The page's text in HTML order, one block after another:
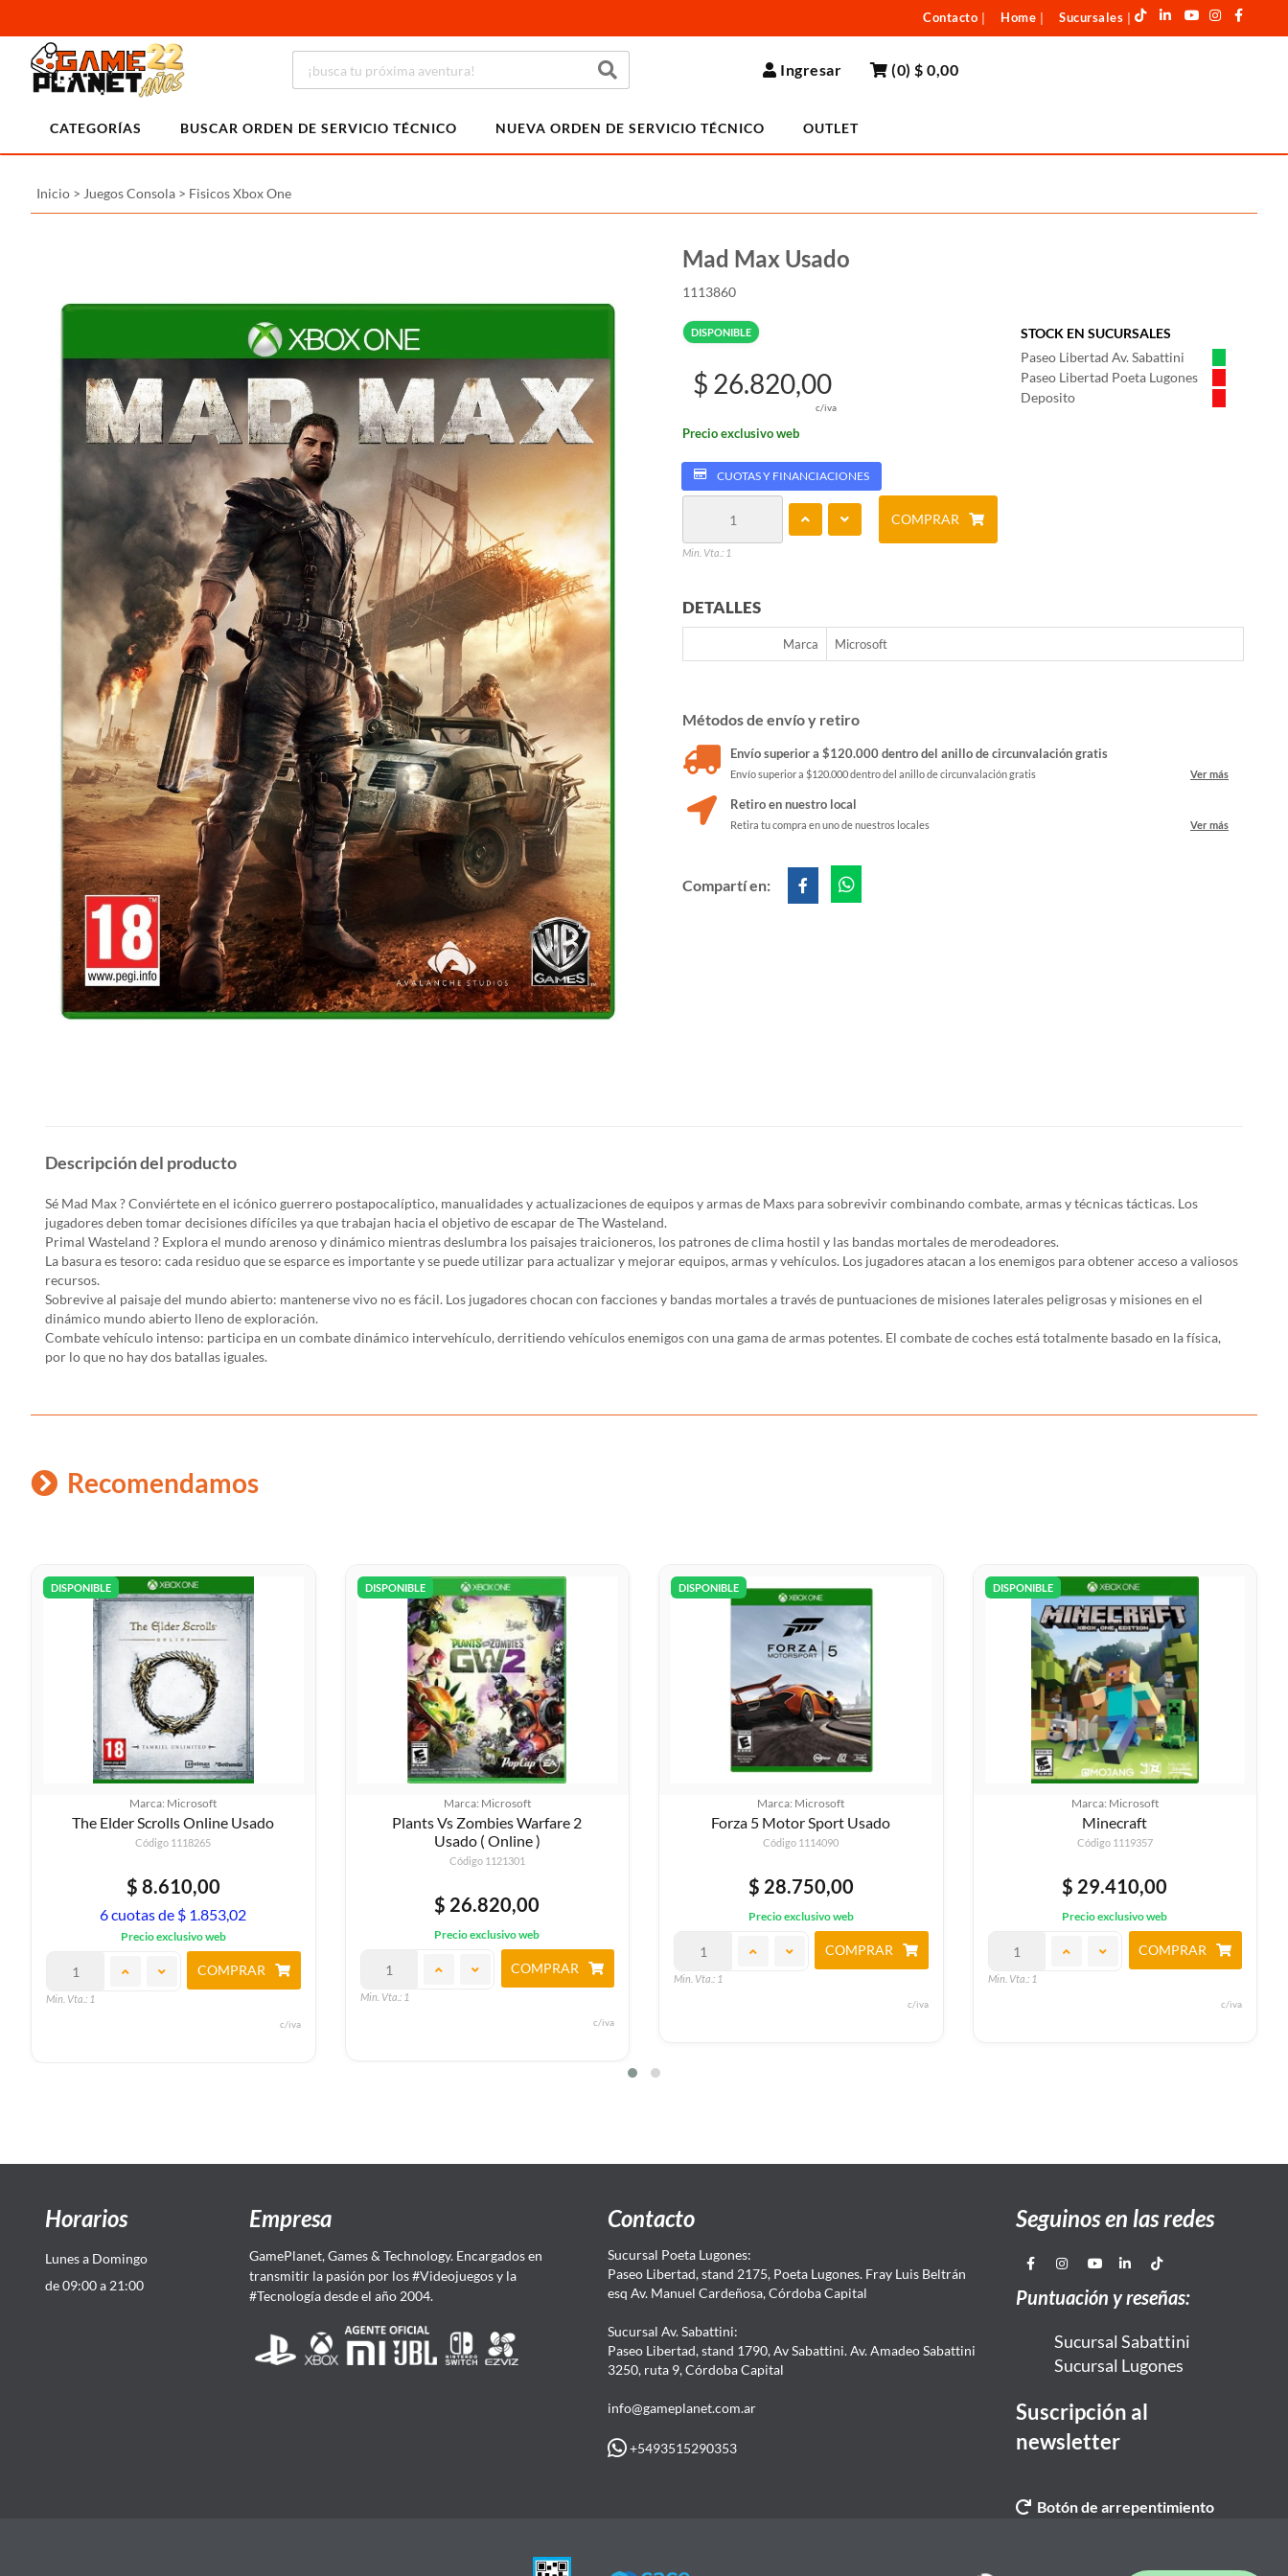
Contacto Home Sucursales
Ingresar (0)$ 0,00
CATEGORÍAS BUSCAR ORDEN DE SERVICIO TÉCNICO NUEVA ORDEN DE SERVICIO TÉCNICO OUTLET
Inicio > Juegos Consola > Fisicos Xbox One
Mad Max Usado
1113860
DISPONIBLE
STOCK EN SUCURSALES
Paseo Libertad Av. Sabattini
Paseo Libertad Poeta Lugones
Deposito
$ 26.820,00
c/iva
Precio exclusivo web
CUOTAS Y FINANCIACIONES
Min. Vta.: 1
COMPRAR
DETALLES
Marca Microsoft
Métodos de envío y retiro
Envío superior a $120.000 dentro del anillo de circunvalación gratis
Envío superior a $120.000 dentro del anillo de circunvalación gratis Ver más
Retiro en nuestro local
Retira tu compra en uno de nuestros locales Ver más
Compartí en:
Descripción del producto
Sé Mad Max ? Conviértete en el icónico guerrero postapocalíptico, manualidades y actualizaciones de equipos y armas de Maxs para sobrevivir combinando combate, armas y técnicas tácticas. Los
jugadores deben tomar decisiones difíciles ya que trabajan hacia el objetivo de escapar de The Wasteland.
Primal Wasteland ? Explora el mundo arenoso y dinámico mientras deslumbra los paisajes traicioneros, los patrones de clima hostil y las bandas mortales de merodeadores.
La basura es tesoro: cada residuo que se esparce es importante y se puede utilizar para actualizar y mejorar equipos, armas y vehículos. Los jugadores atacan a los enemigos para obtener acceso a valiosos
recursos.
Sobrevive al paisaje del mundo abierto: mantenerse vivo no es fácil. Los jugadores chocan con facciones y bandas mortales a través de puntuaciones de misiones laterales peligrosas y misiones en el
dinámico mundo abierto lleno de exploración.
Combate vehículo intenso: participa en un combate dinámico intervehículo, derritiendo vehículos enemigos con una gama de armas potentes. El combate de coches está totalmente basado en la física,
por lo que no hay dos batallas iguales.
Recomendamos
DISPONIBLE
Marca: Microsoft
The Elder Scrolls Online Usado
Código 1118265
$ 8.610,00
6 cuotas de $ 1.853,02
Precio exclusivo web
Min. Vta.: 1
COMPRAR
c/iva
DISPONIBLE
Marca: Microsoft
Plants Vs Zombies Warfare 2
Usado ( Online )
Código 1121301
$ 26.820,00
Precio exclusivo web
Min. Vta.: 1
COMPRAR
c/iva
DISPONIBLE
Marca: Microsoft
Forza 5 Motor Sport Usado
Código 1114090
$ 28.750,00
Precio exclusivo web
Min. Vta.: 1
COMPRAR
c/iva
DISPONIBLE
Marca: Microsoft
Minecraft
Código 1119357
$ 29.410,00
Precio exclusivo web
Min. Vta.: 1
COMPRAR
c/iva
Horarios
Lunes a Domingo
de 09:00 a 21:00
Empresa
GamePlanet, Games & Technology. Encargados en
transmitir la pasión por los #Videojuegos y la
#Tecnología desde el año 2004.
Contacto
Sucursal Poeta Lugones:
Paseo Libertad, stand 2175, Poeta Lugones. Fray Luis Beltrán
esq Av. Manuel Cardeñosa, Córdoba Capital
Sucursal Av. Sabattini:
Paseo Libertad, stand 1790, Av Sabattini. Av. Amadeo Sabattini
3250, ruta 9, Córdoba Capital
info@gameplanet.com.ar
+5493515290353
Seguinos en las redes
Puntuación y reseñas:
Sucursal Sabattini
Sucursal Lugones
Suscripción al
newsletter
Botón de arrepentimiento